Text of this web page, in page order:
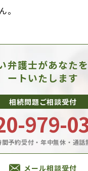
。
弁護士があなたを
ートいたします
相続問題ご相談受付
979-
間予約受付・年中無休・通話
メール相談受付